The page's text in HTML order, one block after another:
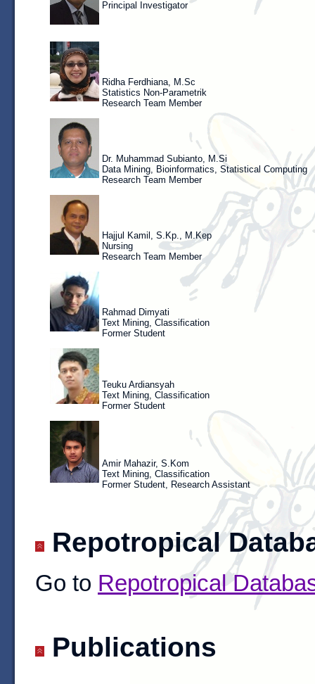
Principal Investigator
Ridha Ferdhiana, M.Sc
Statistics Non-Parametrik
Research Team Member
Dr. Muhammad Subianto, M.Si
Data Mining, Bioinformatics, Statistical Computing
Research Team Member
Hajjul Kamil, S.Kp., M.Kep
Nursing
Research Team Member
Rahmad Dimyati
Text Mining, Classification
Former Student
Teuku Ardiansyah
Text Mining, Classification
Former Student
Amir Mahazir, S.Kom
Text Mining, Classification
Former Student, Research Assistant
Repotropical
Go to Repotropical
Publications